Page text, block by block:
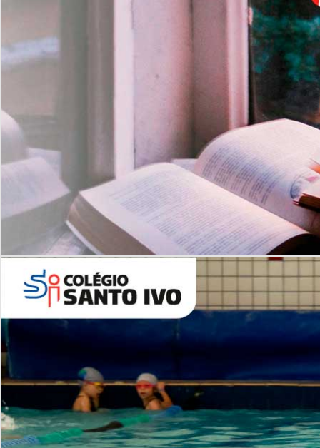
Leituras Literárias
es
Com imersão Bilingue - Anos
Finais
6º AO 9º ANO FUNDAMENTAL
Inglês: Turmas Reduzidas
(Proficiência)
ALUNOS NOVOS
Entre em Contato